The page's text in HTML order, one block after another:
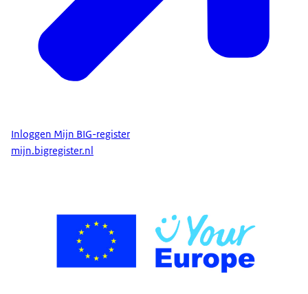
Inloggen Mijn BIG-register
mijn.bigregister.nl